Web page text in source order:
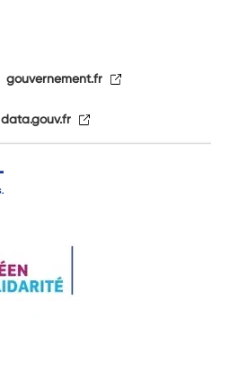
gouvernement.fr
data.gouv.fr